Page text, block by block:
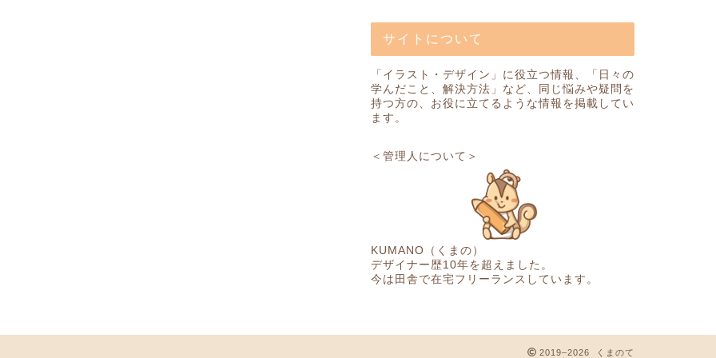
サイトについて
「イラスト・デザイン」に役立つ情報、「日々の
学んだこと、解決方法」など、同じ悩みや疑問を
持つ方の、お役に立てるような情報を掲載してい
ます。
＜管理人について＞
KUMANO（くまの）
デザイナー歴10年を超えました。
今は田舎で在宅フリーランスしています。
2019–2026 くまのて